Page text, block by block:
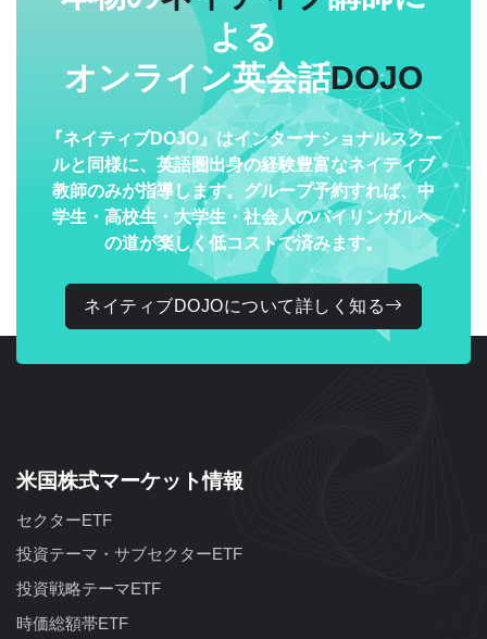
よる
オンライン英会話DOJO
『ネイティブDOJO』はインターナショナルスクー
ルと同様に、英語圏出身の経験豊富なネイティブ
教師のみが指導します。グループ予約すれば、中
学生・高校生・大学生・社会人のバイリンガルへ
の道が楽しく低コストで済みます。
ネイティブDOJOについて詳しく知る
米国株式マーケット情報
セクターETF
投資テーマ・サブセクターETF
投資戦略テーマETF
時価総額帯ETF